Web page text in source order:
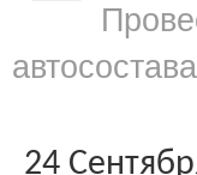
24